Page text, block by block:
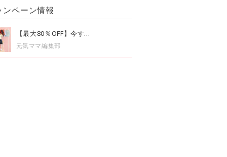
ンペーン情報
【最大80％OFF】今す...
元気ママ編集部